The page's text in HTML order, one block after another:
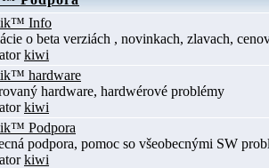
Info
o beta verziách , novinkach, zlavach,
kiwi
hardware
hardware, hardwérové problémy
kiwi
Podpora
podpora, pomoc so všeobecnými SW
kiwi